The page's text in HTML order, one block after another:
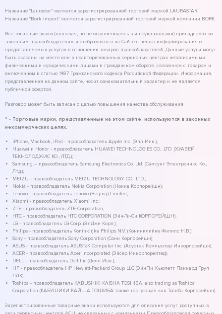
Название "Laurastar" является зарегистрированной торговой маркой LAURASTAR.
Название "Bork-Import" является зарегистрированной торговой маркой компании BORK.
Все товарные знаки (включая, но не ограничиваясь вышеуказанными) принадлежат их
законным правообладателям и отображаются на Сайте с целью информирования о
предоставляемых услугах в отношении товаров правообладателей. Данные услуги могут
быть оказаны на месте или в неавторизованных сервисных центрах независимыми
физическими и юридическими лицами в гражданском обороте, связанном с товаром и
включенном в статью 1487 Гражданского кодекса Российской Федерации. Информация,
представленная на данном сайте, носит ознакомительный характер и не является
публичной офертой.
Разговор может быть записан с целью повышения качества обслуживания.
* - Торговые марки, представленные на этом сайте, используются в законных
некоммерческих целях.
iPhone, Macbook, iPad - правообладатель Apple Inc. (Эпл Инк.);
Huawei и Honor - правообладатель HUAWEI TECHNOLOGIES CO., LTD. (ХУАВЕЙ
ТЕКНОЛОДЖИС КО., ЛТД.);
Samsung – правообладатель Samsung Electronics Co. Ltd. (Самсунг Электроникс Ко.,
Лтд.);
MEIZU - правообладатель MEIZU TECHNOLOGY CO., LTD.;
Nokia - правообладатель Nokia Corporation (Нокиа Корпорейшн);
Lenovo - правообладатель Lenovo (Beijing) Limited;
Xiaomi - правообладатель Xiaomi Inc.;
ZTE - правообладатель ZTE Corporation;
HTC - правообладатель HTC CORPORATION (Эйч-Ти-Си КОРПОРЕЙШН);
LG - правообладатель LG Corp. (ЭлДжи Корп.);
Philips - правообладатель Koninklijke Philips N.V. (Конинклийке Филипс Н.В.);
Sony - правообладатель Sony Corporation (Сони Корпорейшн);
ASUS - правообладатель ASUSTeK Computer Inc. (Асустек Компьютер Инкорпорейшн);
ACER - правообладатель Acer Incorporated (Эйсер Инкорпорейтед);
DELL - правообладатель Dell Inc.(Делл Инк.);
HP - правообладатель HP Hewlett-Packard Group LLC (ЭйчПи Хьюлетт Паккард Груп
ЛЛК);
Toshiba - правообладатель KABUSHIKI KAISHA TOSHIBA, also trading as Toshiba
Corporation (КАБУШИКИ КАЙША ТОШИБА также торгующая как Тосиба Корпорейшн).
Зарегистрированные товарные знаки используются для описания услуг, доступных в